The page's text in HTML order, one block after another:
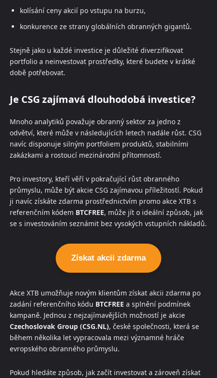
kolísání ceny akcií po vstupu na burzu,
konkurence ze strany globálních obranných gigantů.
Stejně jako u každé investice je důležité diverzifikovat
portfolio a neinvestovat prostředky, které budete v krátké
době potřebovat.
Je CSG zajímavá dlouhodobá investice?
Mnoho analytiků považuje obranný sektor za jedno z
odvětví, které může v následujících letech nadále růst. CSG
navíc disponuje silným portfoliem produktů, stabilními
zakázkami a rostoucí mezinárodní přítomností.
Pro investory, kteří věří v pokračující růst obranného
průmyslu, může být akcie CSG zajímavou příležitostí. Pokud
ji navíc získáte zdarma prostřednictvím promo akce XTB s
referenčním kódem BTCFREE, může jít o ideální způsob, jak
se s investováním seznámit bez vysokých vstupních nákladů.
Získat akcii zdarma
Akce XTB umožňuje novým klientům získat akcii zdarma po
zadání referenčního kódu BTCFREE a splnění podmínek
kampaně. Jednou z nejzajímavějších možností je akcie
Czechoslovak Group (CSG.NL), české společnosti, která se
během několika let vypracovala mezi významné hráče
evropského obranného průmyslu.
Pokud hledáte způsob, jak začít investovat a zároveň získat